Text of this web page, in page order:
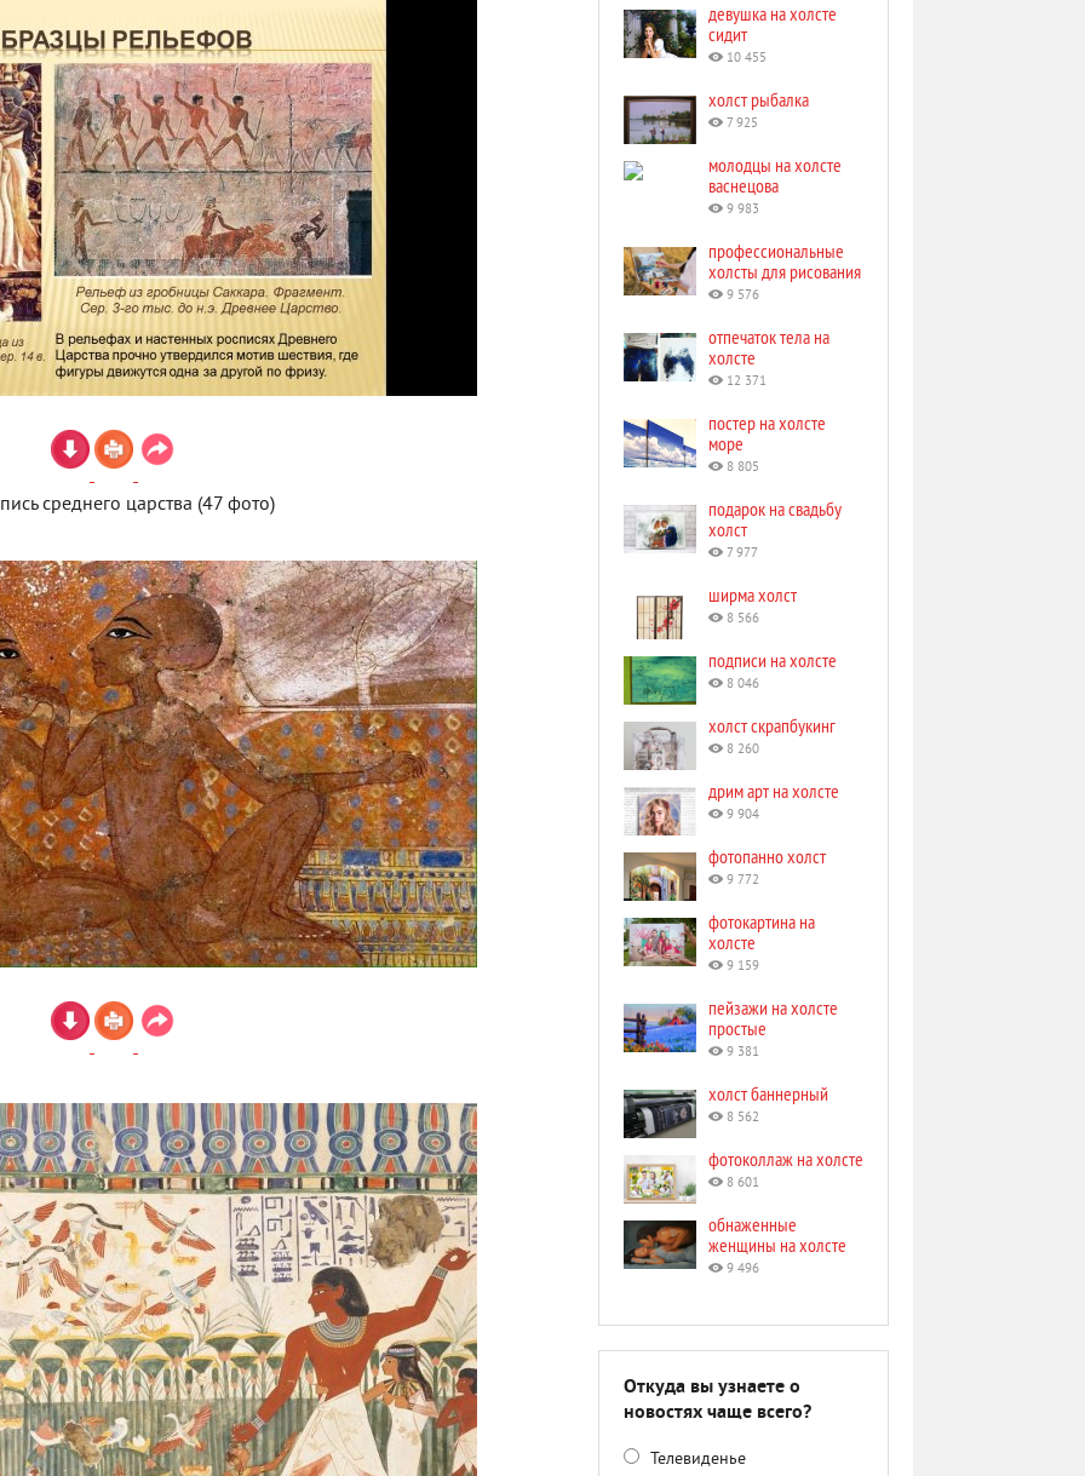
среднего царства (47 фото)
девушка на холсте
сидит
10 455
холст рыбалка
7 925
молодцы на холсте
васнецова
9 983
профессиональные
холсты для рисования
9 576
отпечаток тела на
холсте
12 371
постер на холсте
море
8 805
подарок на свадьбу
холст
7 977
ширма холст
8 566
подписи на холсте
8 046
холст скрапбукинг
8 260
дрим арт на холсте
9 904
фотопанно холст
9 772
фотокартина на
холсте
9 159
пейзажи на холсте
простые
9 381
холст баннерный
8 562
фотоколлаж на холсте
8 601
обнаженные
женщины на холсте
9 496
Откуда вы узнаете о
новостях чаще всего?
Телевиденье